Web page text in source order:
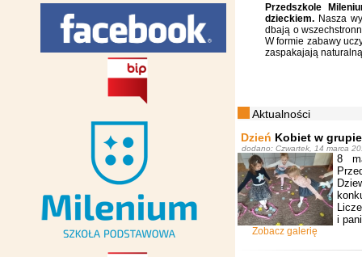
Przedszkole
dzieckiem. Nasza
dbają o
W formie zabawy
zaspakajają
Aktualności
Dzień Kobiet w
dodano: Czwartek, 14 marca
Zobacz galerię
8
i